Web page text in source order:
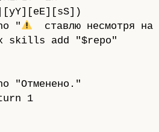
"
ставлю несмотря на
skills add "$repo"
"Отменено."
1